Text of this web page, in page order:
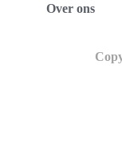
Over ons